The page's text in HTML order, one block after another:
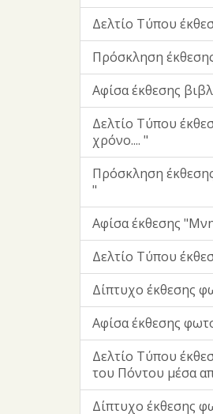
Δελτίο Τύπου
Πρόσκληση
Αφίσα έκθεσης
Δελτίο Τύπου
χρόνο.... "
Πρόσκληση
"
Αφίσα έκθεσης
Δελτίο Τύπου
Δίπτυχο έκθεσης
Αφίσα έκθεσης
Δελτίο Τύπου
του Πόντου μέσα
Δίπτυχο έκθεσης